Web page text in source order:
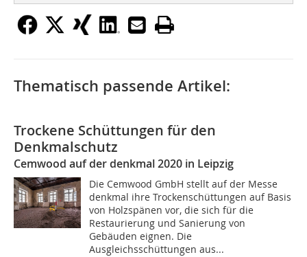
Thematisch passende Artikel:
Trockene Schüttungen für den
Denkmalschutz
Cemwood auf der denkmal 2020 in Leipzig
Die Cemwood GmbH stellt auf der Messe
denkmal ihre Trockenschüttungen auf Basis
von Holzspänen vor, die sich für die
Restaurierung und Sanierung von
Gebäuden eignen. Die
Ausgleichsschüttungen aus...